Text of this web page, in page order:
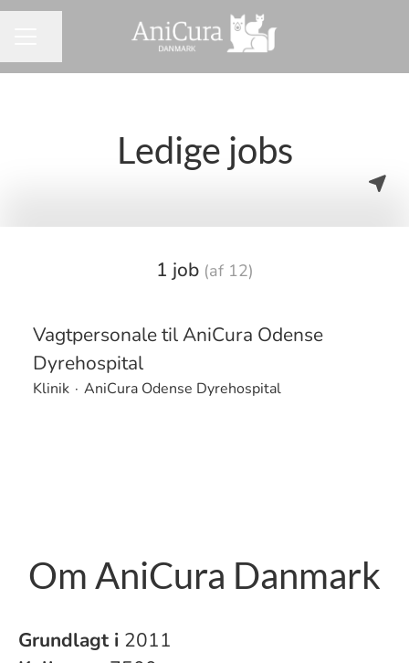
Ledige jobs
1 job (af 12)
Vagtpersonale til AniCura Odense
Dyrehospital
Klinik · AniCura Odense Dyrehospital
Om AniCura Danmark
Grundlagt i 2011